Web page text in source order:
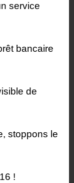
service
bancaire
de
stoppons le
!